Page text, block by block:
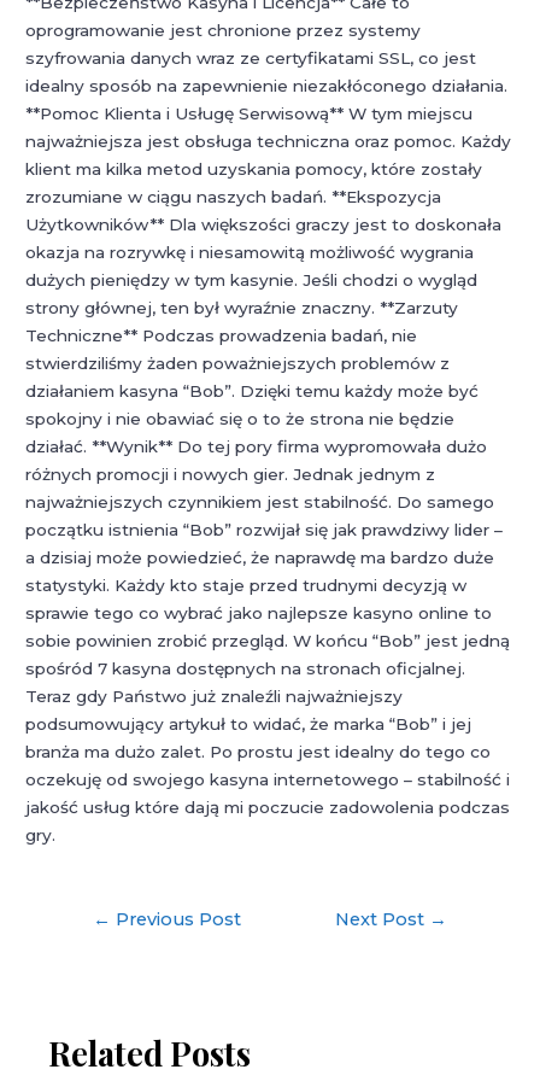
oprogramowanie jest chronione przez systemy
szyfrowania danych wraz ze certyfikatami SSL, co jest
idealny sposób na zapewnienie niezakłóconego działania.
**Pomoc Klienta i Usługę Serwisową** W tym miejscu
najważniejsza jest obsługa techniczna oraz pomoc. Każdy
klient ma kilka metod uzyskania pomocy, które zostały
zrozumiane w ciągu naszych badań. **Ekspozycja
Użytkowników** Dla większości graczy jest to doskonała
okazja na rozrywkę i niesamowitą możliwość wygrania
dużych pieniędzy w tym kasynie. Jeśli chodzi o wygląd
strony głównej, ten był wyraźnie znaczny. **Zarzuty
Techniczne** Podczas prowadzenia badań, nie
stwierdziliśmy żaden poważniejszych problemów z
działaniem kasyna “Bob”. Dzięki temu każdy może być
spokojny i nie obawiać się o to że strona nie będzie
działać. **Wynik** Do tej pory firma wypromowała dużo
różnych promocji i nowych gier. Jednak jednym z
najważniejszych czynnikiem jest stabilność. Do samego
początku istnienia “Bob” rozwijał się jak prawdziwy lider –
a dzisiaj może powiedzieć, że naprawdę ma bardzo duże
statystyki. Każdy kto staje przed trudnymi decyzją w
sprawie tego co wybrać jako najlepsze kasyno online to
sobie powinien zrobić przegląd. W końcu “Bob” jest jedną
spośród 7 kasyna dostępnych na stronach oficjalnej.
Teraz gdy Państwo już znaleźli najważniejszy
podsumowujący artykuł to widać, że marka “Bob” i jej
branża ma dużo zalet. Po prostu jest idealny do tego co
oczekuję od swojego kasyna internetowego – stabilność i
jakość usług które dają mi poczucie zadowolenia podczas
gry.
← Previous Post Next Post →
Related Posts